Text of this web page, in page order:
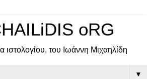
oRG
ιστολογίου, του Ιωάννη Μιχαηλίδη
▼